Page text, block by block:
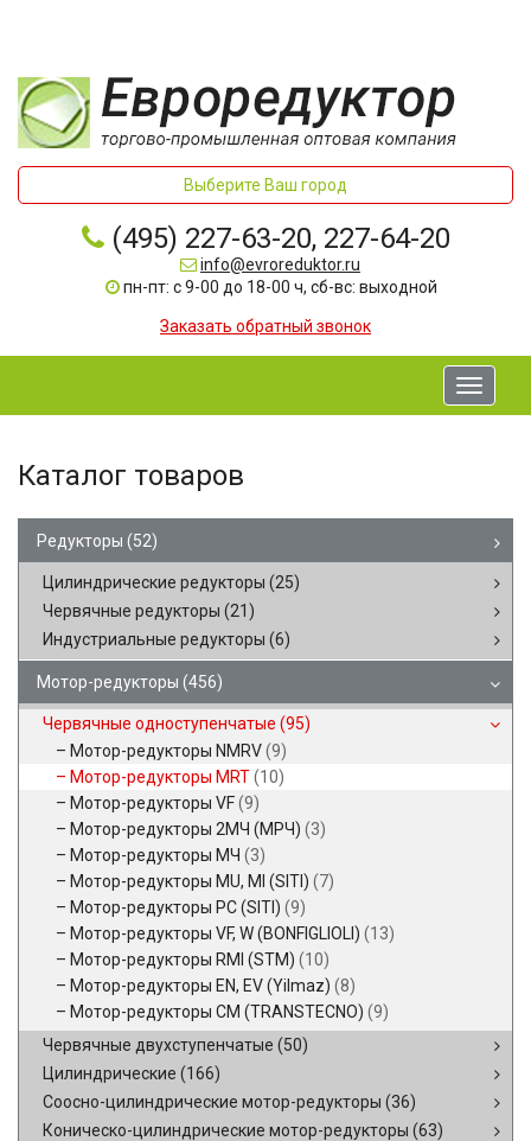
Выберите Ваш город
(495) 227-63-20, 227-64-20
info@evroreduktor.ru
пн-пт: с 9-00 до 18-00 ч, сб-вс: выходной
Заказать обратный звонок
Toggle
Каталог товаров
Редукторы (52)
Цилиндрические редукторы (25)
Червячные редукторы (21)
Индустриальные редукторы (6)
Мотор-редукторы (456)
Червячные одноступенчатые (95)
Мотор-редукторы NMRV(9)
Мотор-редукторы MRT(10)
Мотор-редукторы VF(9)
Мотор-редукторы 2МЧ (МРЧ) (3)
Мотор-редукторы МЧ (3)
Мотор-редукторы MU, MI (SITI) (7)
Мотор-редукторы PC (SITI) (9)
Мотор-редукторы VF, W (BONFIGLIOLI) (13)
Мотор-редукторы RMI (STM) (10)
Мотор-редукторы EN, EV (Yilmaz) (8)
Мотор-редукторы CM (TRANSTECNO) (9)
Червячные двухступенчатые (50)
Цилиндрические (166)
Соосно-цилиндрические мотор-редукторы (36)
Коническо-цилиндрические мотор-редукторы (63)